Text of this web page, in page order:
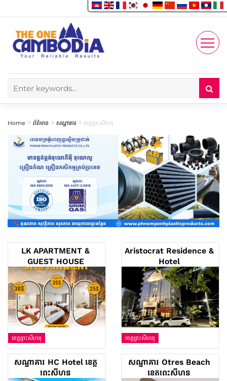
Account
Enjoy
Home ព័ត៌មាន សណ្ឋាគារ ខេត្តព្រះសីហនុ
LK APARTMENT &
GUEST HOUSE
ខេត្តព្រះសីហនុ
Aristocrat Residence &
Hotel
ខេត្តព្រះសីហនុ
សណ្ឋាគារ HC Hotel ខេត្ត
ព្រះសីហនុ
សណ្ឋាគារ Otres Beach
ខេត្តព្រះសីហនុ